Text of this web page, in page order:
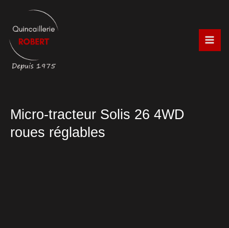
contenu
Micro-tracteur Solis 26 4WD
roues réglables